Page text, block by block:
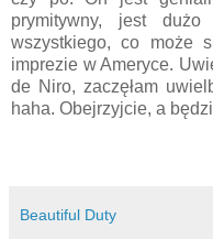
prymitywny, jest
wszystkiego, co może
imprezie w Ameryce.
de Niro, zaczęłam
haha. Obejrzyjcie, a
Beautiful Duty